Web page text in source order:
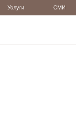
Акции
Интерьерный декор